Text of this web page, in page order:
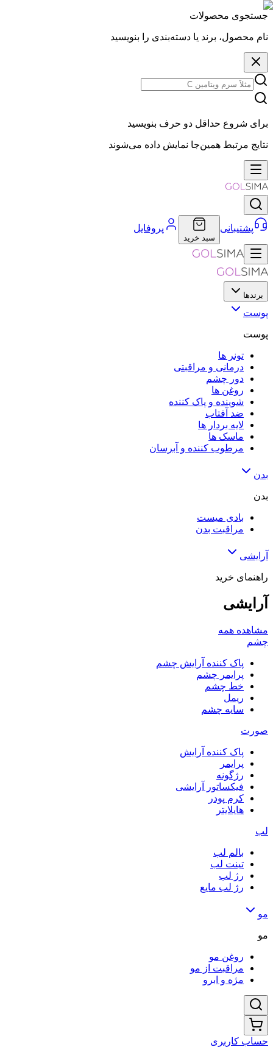
جستجوی محصولات
نام محصول، برند یا دسته‌بندی را بنویسید
برای شروع حداقل دو حرف بنویسید
نتایج مرتبط همین‌جا نمایش داده می‌شوند
پشتیبانی
سبد خرید
پروفایل
برندها
پوست
پوست
تونر ها
درمانی و مراقبتی
دور چشم
روغن ها
شوینده و پاک کننده
ضد آفتاب
لایه‌ بردار ها
ماسک ها
مرطوب کننده و آبرسان
بدن
بدن
بادی میست
مراقبت بدن
آرایشی
راهنمای خرید
آرایشی
مشاهده همه
چشم
پاک کننده آرایش چشم
پرایمر چشم
خط چشم
ریمل
سایه چشم
صورت
پاک کننده آرایش
پرایمر
رژگونه
فیکساتور آرایشی
کرم پودر
هایلایتر
لب
بالم لب
تینت لب
رژ لب
رژ لب مایع
مو
مو
روغن مو
مراقبت از مو
مژه و ابرو
حساب کاربری